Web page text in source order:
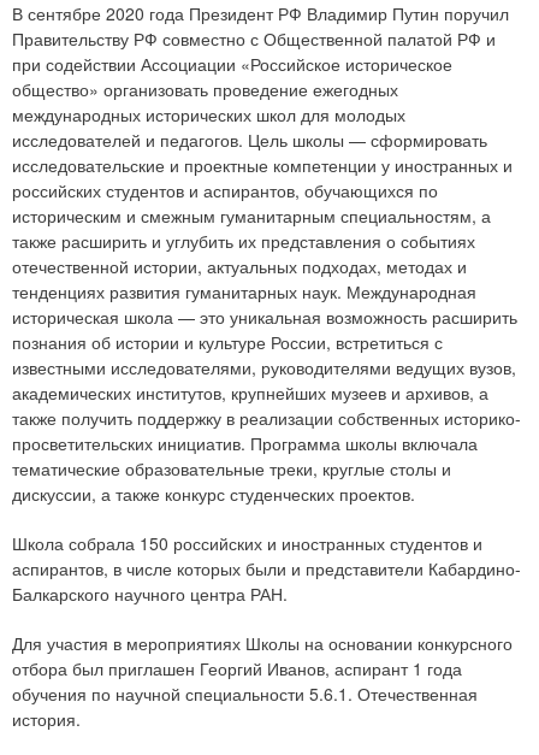
В сентябре 2020 года Президент РФ Владимир Путин поручил
Правительству РФ совместно с Общественной палатой РФ и
при содействии Ассоциации «Российское историческое
общество» организовать проведение ежегодных
международных исторических школ для молодых
исследователей и педагогов. Цель школы — сформировать
исследовательские и проектные компетенции у иностранных и
российских студентов и аспирантов, обучающихся по
историческим и смежным гуманитарным специальностям, а
также расширить и углубить их представления о событиях
отечественной истории, актуальных подходах, методах и
тенденциях развития гуманитарных наук. Международная
историческая школа — это уникальная возможность расширить
познания об истории и культуре России, встретиться с
известными исследователями, руководителями ведущих вузов,
академических институтов, крупнейших музеев и архивов, а
также получить поддержку в реализации собственных историко-
просветительских инициатив. Программа школы включала
тематические образовательные треки, круглые столы и
дискуссии, а также конкурс студенческих проектов.
Школа собрала 150 российских и иностранных студентов и
аспирантов, в числе которых были и представители Кабардино-
Балкарского научного центра РАН.
Для участия в мероприятиях Школы на основании конкурсного
отбора был приглашен Георгий Иванов, аспирант 1 года
обучения по научной специальности 5.6.1. Отечественная
история.